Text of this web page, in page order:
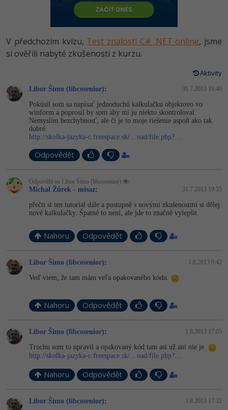
HTML5, CSS3, Bootstrap, SEO
SQL a databáze
UML a návrhové vzory
React
Spring
ASP.NET MVC
Django
Best practices
JavaScript
HTML / CSS
UML a návrhové vzory
MySQL/MariaDB
MS-SQL
SQLite
Vývojář mobilních aplikací
C# Game developer
Tester
Systémový administrátor
Grafik / UX/UI návrhář
-80%
-80%
PHP -80%
Swift -80%
-80%
C -80%
VB.NET
SQL
-41%
Umělá inteligence (AI)
Fórum
Kurzy e-commerce
Kurzy designu
V předchozím kvízu, Test znalostí C# .NET online, jsme
si ověřili nabyté zkušenosti z kurzu.
Aktivity
Libor Šimo (libcosenior): 31.7.2013 19:40
Pokúsil som sa napísať jednoduchú kalkulačku objektovo vo
winform a poprosil by som aby mi ju niekto skontroloval.
Nemyslím bezchybnosť, ale či je to moje riešenie aspoň ako tak
dobré.
http://skolka-jazyka-c.freespace.sk/…oad/file.php?…
Odpovědět
Odpovídá na Libor Šimo (libcosenior)
Michal Žůrek - misaz: 31.7.2013 19:55
přečti si ten tutorial dále a postupně s novými zkušenostmi si dělej
nové kalkulačky. Špatné to není, ale jde to značně vylepšit.
Nahoru Odpovědět
Libor Šimo (libcosenior): 1.8.2013 9:42
Veď viem, že tam mám veľa opakovaného kódu.
Nahoru Odpovědět
Libor Šimo (libcosenior): 1.8.2013 17:05
Trochu som to upravil a opakovaný kód tam asi už ani nie je.
http://skolka-jazyka-c.freespace.sk/…oad/file.php?…
Nahoru Odpovědět
Libor Šimo (libcosenior): 1.8.2013 17:32